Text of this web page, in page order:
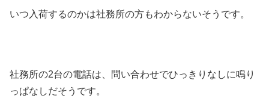
いつ入荷するのかは社務所の方もわからないそうです。
社務所の2台の電話は、問い合わせでひっきりなしに鳴り
っぱなしだそうです。